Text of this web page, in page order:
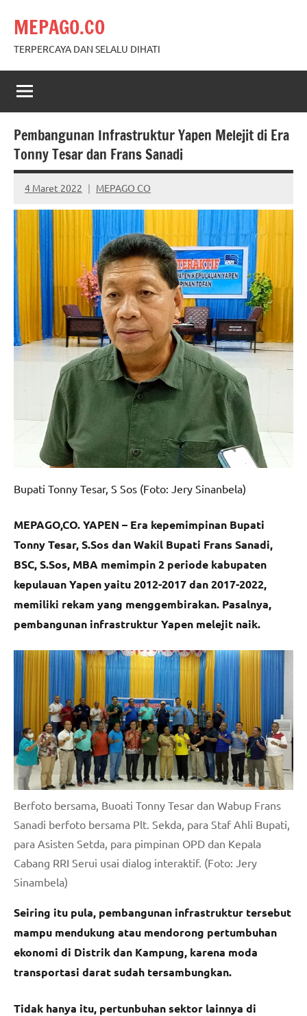
content
MEPAGO.CO
TERPERCAYA DAN SELALU DIHATI
Pembangunan Infrastruktur Yapen Melejit di Era
Tonny Tesar dan Frans Sanadi
4 Maret 2022 MEPAGO CO
No
comments
Bupati Tonny Tesar, S Sos (Foto: Jery Sinanbela)
MEPAGO,CO. YAPEN – Era kepemimpinan Bupati
Tonny Tesar, S.Sos dan Wakil Bupati Frans Sanadi,
BSC, S.Sos, MBA memimpin 2 periode kabupaten
kepulauan Yapen yaitu 2012-2017 dan 2017-2022,
memiliki rekam yang menggembirakan. Pasalnya,
pembangunan infrastruktur Yapen melejit naik.
Berfoto bersama, Buoati Tonny Tesar dan Wabup Frans
Sanadi berfoto bersama Plt. Sekda, para Staf Ahli Bupati,
para Asisten Setda, para pimpinan OPD dan Kepala
Cabang RRI Serui usai dialog interaktif. (Foto: Jery
Sinambela)
Seiring itu pula, pembangunan infrastruktur tersebut
mampu mendukung atau mendorong pertumbuhan
ekonomi di Distrik dan Kampung, karena moda
transportasi darat sudah tersambungkan.
Tidak hanya itu, pertunbuhan sektor lainnya di